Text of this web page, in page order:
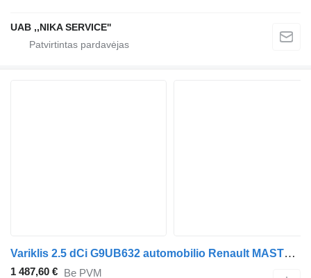
UAB ,,NIKA SERVICE''
Variklis 2.5 dCi G9UB632 automobilio Renault MASTER II Furgon (FD)
1 487,60 € Be PVM